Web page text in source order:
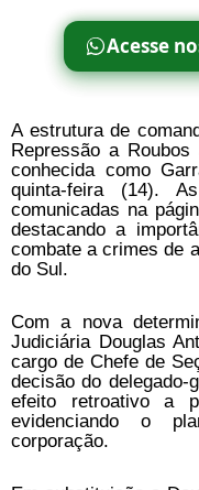
Acesse
A estrutura de
Repressão a
conhecida como
quinta-feira (14).
comunicadas na
destacando a
combate a crimes de
do Sul.
Com a nova
Judiciária Douglas
cargo de Chefe de
decisão do delegado-
efeito retroativo a
evidenciando o
corporação.